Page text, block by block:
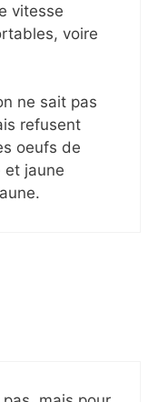
vitesse
voire
ne sait pas
refusent
oeufs de
et jaune